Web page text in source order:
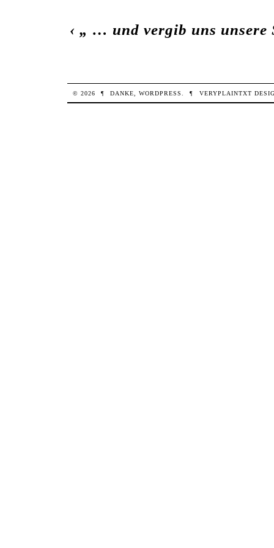
‹ „ … und vergib uns unsere
© 2026 ¶ DANKE,WORDPRESS ¶ VERYPLAINTXT